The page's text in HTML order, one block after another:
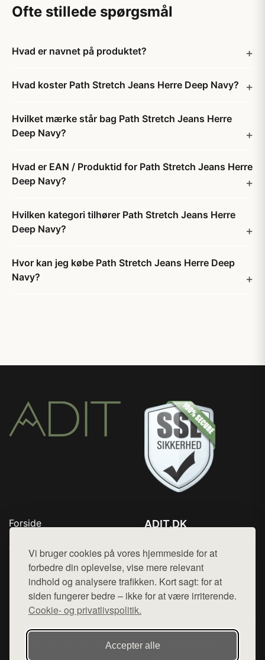
Vi bruger cookies på vores hjemmeside for at
forbedre din oplevelse, vise mere relevant
indhold og analysere trafikken. Kort sagt: for at
siden fungerer bedre – ikke for at være irriterende.
Cookie- og privatlivspolitik.
Accepter alle
Ofte stillede spørgsmål
Hvad er navnet på produktet?
Hvad koster Path Stretch Jeans Herre Deep Navy?
Hvilket mærke står bag Path Stretch Jeans Herre
Deep Navy?
Hvad er EAN / Produktid for Path Stretch Jeans Herre
Deep Navy?
Hvilken kategori tilhører Path Stretch Jeans Herre
Deep Navy?
Hvor kan jeg købe Path Stretch Jeans Herre Deep
Navy?
Forside
Top Rabatter
Blog
Kontakt
ADIT.DK
Mail: hej@want.dk
Cookie- og privatlivspolitik
Denne side er en del af want.dk, der udgiver en række
hjemmesider med præsentation af forskellige produkter fra